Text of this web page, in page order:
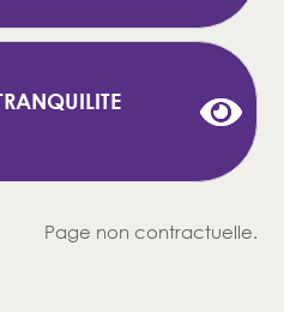
Page non contractuelle.